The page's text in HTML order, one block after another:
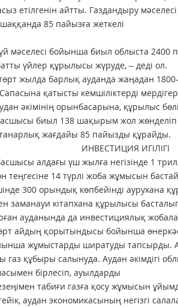
етілгенін айтты. Газдандыру
85 пайызға жеткелі
мәселесі бойынша биыл облыста 2400
үйлер құрылысы жүруде, – деді ол.
төрт жылда барлық ауданда жаңадан
Сапасына қатысты кемшіліктерді
әкімінің орынбасарына, құрылыс
биыл 138 шақырым жол жөнделіп
жағдайы 85 пайызды құрайды.
ИГІЛІГІ
алдағы үш жылға негізінде 1
теңгесіне 14 түрлі жоба жұмысын
300 орындық көпбейінді аурухана
заманауи кітапхана құрылысы басталып
ауданында да инвестициялық
айдың қорытындысы бойынша
жұмыстарды ширатуды тапсырды.
газ құбыры салынуда. Аудан әкімдігі
бірлесіп, ауылдарды
табиғи газға қосу жұмысын
аудан экономикасының негізгі